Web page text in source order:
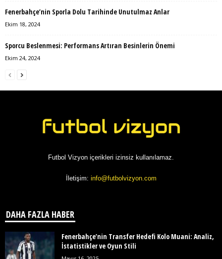
Fenerbahçe’nin Sporla Dolu Tarihinde Unutulmaz Anlar
Ekim 18, 2024
Sporcu Beslenmesi: Performans Artıran Besinlerin Önemi
Ekim 24, 2024
Futbol Vizyon içerikleri izinsiz kullanılamaz.
İletişim: info@futbolvizyon.com
DAHA FAZLA HABER
Fenerbahçe’nin Transfer Hedefi Kolo Muani: Analiz,
İstatistikler ve Oyun Stili